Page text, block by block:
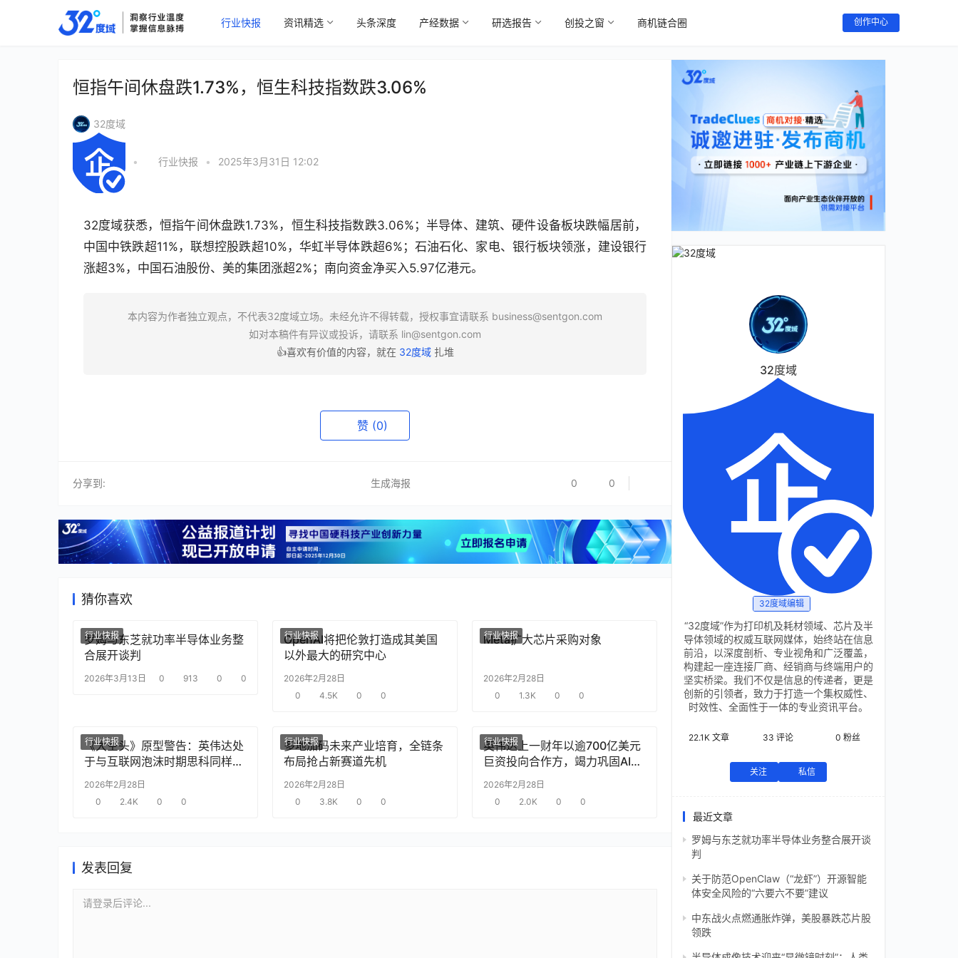
行业快报 资讯精选 头条深度 产经数据 研选报告 创投之窗 商机链合圈 创作中心
恒指午间休盘跌1.73%，恒生科技指数跌3.06%
32度域
• 行业快报 • 2025年3月31日 12:02
32度域获悉，恒指午间休盘跌1.73%，恒生科技指数跌3.06%；半导体、建筑、硬件设备板块跌幅居前，
中国中铁跌超11%，联想控股跌超10%，华虹半导体跌超6%；石油石化、家电、银行板块领涨，建设银行
涨超3%，中国石油股份、美的集团涨超2%；南向资金净买入5.97亿港元。
本内容为作者独立观点，不代表32度域立场。未经允许不得转载，授权事宜请联系 business@sentgon.com
如对本稿件有异议或投诉，请联系 lin@sentgon.com
👍喜欢有价值的内容，就在 32度域扎堆
赞 (0)
分享到: 生成海报 0 0
猜你喜欢
行业快报
罗姆与东芝就功率半导体业务整
合展开谈判
2026年3月13日 0 913 0 0
行业快报
OpenAI将把伦敦打造成其美国
以外最大的研究中心
2026年2月28日
0
4.5K 0 0
行业快报
Meta扩大芯片采购对象
2026年2月28日
0
1.3K 0 0
行业快报
《大空头》原型警告：英伟达处
于与互联网泡沫时期思科同样的
“危险境地”
2026年2月28日
0
2.4K 0 0
行业快报
多地加码未来产业培育，全链条
布局抢占新赛道先机
2026年2月28日
0
3.8K 0 0
行业快报
英伟达上一财年以逾700亿美元
巨资投向合作方，竭力巩固AI芯
片需求
2026年2月28日
0
2.0K 0 0
发表回复
请登录后评论...
32度域
32度域编辑
“32度域”作为打印机及耗材领域、芯片及半
导体领域的权威互联网媒体，始终站在信息
前沿，以深度剖析、专业视角和广泛覆盖，
构建起一座连接厂商、经销商与终端用户的
坚实桥梁。我们不仅是信息的传递者，更是
创新的引领者，致力于打造一个集权威性、
时效性、全面性于一体的专业资讯平台。
22.1K 文章 33 评论 0 粉丝
关注 私信
最近文章
罗姆与东芝就功率半导体业务整合展开谈
判
关于防范OpenClaw（“龙虾”）开源智能
体安全风险的“六要六不要”建议
中东战火点燃通胀炸弹，美股暴跌芯片股
领跌